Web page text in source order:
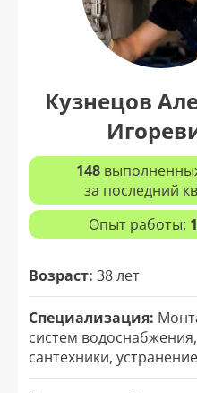
Кузнецов
148
за последний
Опыт работы:
Возраст: 38 лет
Специализация:
систем
сантехники,